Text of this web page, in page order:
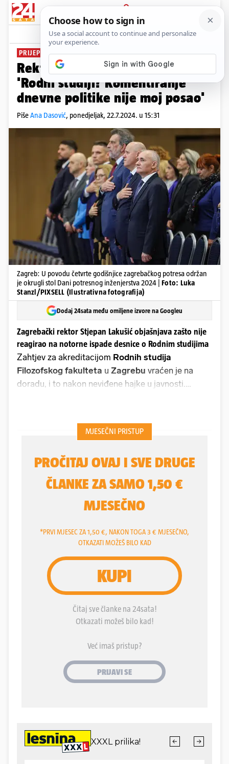
PRIJAVA
News Komentari
PRIJEPORI OKO SVEUČILIŠTA PLUS+
Rektor se ne bi štel mešati:
'Rodni studiji? Komentiranje
dnevne politike nije moj posao'
PišeAna Dasović, ponedjeljak, 22.7.2024. u 15:31
Zagreb: U povodu četvrte godišnjice zagrebačkog potresa održan
je okrugli stol Dani potresnog inženjerstva 2024 | Foto: Luka
Stanzl/PIXSELL (Ilustrativna fotografija)
Dodaj 24sata među omiljene izvore na Googleu
Zagrebački rektor Stjepan Lakušić objašnjava zašto nije
reagirao na notorne ispade desnice o Rodnim studijima
Zahtjev za akreditacijom Rodnih studija
Filozofskog fakulteta u Zagrebu vraćen je na
doradu, i to nakon neviđene hajke u javnosti.
spola te feminističkom teorijom, iz redova
vladajuće stranke Domovinski pokret uslijedio je
Marijana Pavličekakako se pribojava da će mu
sin postati kći, mnogo ozbiljnija je bila izjava
predsjednika strankeIvana Penave.